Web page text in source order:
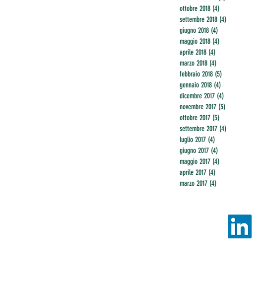
ottobre 2018 (4)
settembre 2018 (4)
giugno 2018 (4)
maggio 2018 (4)
aprile 2018 (4)
marzo 2018 (4)
febbraio 2018 (5)
gennaio 2018 (4)
dicembre 2017 (4)
novembre 2017 (3)
ottobre 2017 (5)
settembre 2017 (4)
luglio 2017 (4)
giugno 2017 (4)
maggio 2017 (4)
aprile 2017 (4)
marzo 2017 (4)